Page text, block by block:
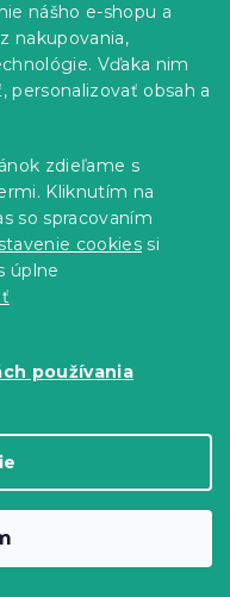
nášho e-shopu a
nakupovania,
Vďaka nim
personalizovať obsah a
zdieľame s
Kliknutím na
so spracovaním
cookies si
úplne
používania
cm, farebný
9.8.2026